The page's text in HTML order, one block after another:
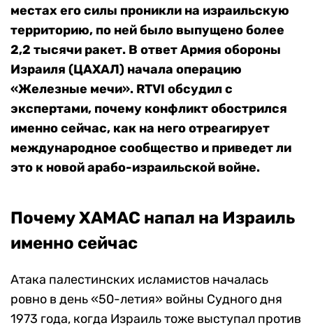
местах его силы проникли на израильскую
территорию, по ней было выпущено более
2,2 тысячи ракет. В ответ Армия обороны
Израиля (ЦАХАЛ) начала операцию
«Железные мечи». RTVI обсудил с
экспертами, почему конфликт обострился
именно сейчас, как на него отреагирует
международное сообщество и приведет ли
это к новой арабо-израильской войне.
Почему ХАМАС напал на Израиль
именно сейчас
Атака палестинских исламистов началась
ровно в день «50-летия» войны Судного дня
1973 года, когда Израиль тоже выступал против